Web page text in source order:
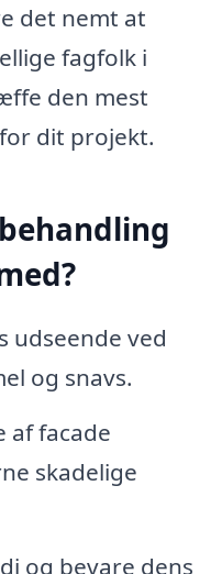
det nemt at
fagfolk i
den mest
dit projekt.
udseende ved
og snavs.
af facade
skadelige
og bevare dens